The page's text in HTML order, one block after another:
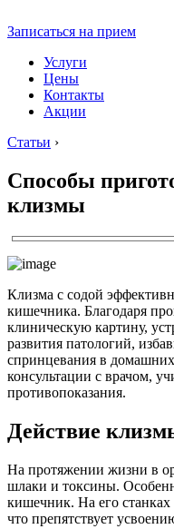
Записаться на прием
Услуги
Цены
Контакты
Акции
Статьи ›
Способы
клизмы
Клизма с содой
кишечника. Благодаря
клиническую картину,
развития патологий,
спринцевания в
консультации с врачом,
противопоказания.
Действие
На протяжении жизни в
шлаки и токсины.
кишечник. На его
что препятствует